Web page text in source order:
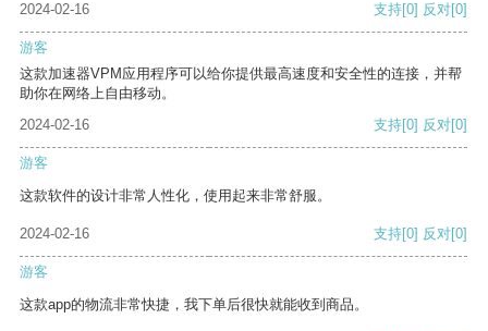
2024-02-16
支持[0] 反对[0]
游客
这款加速器VPM应用程序可以给你提供最高速度和安全性的连接，并帮
助你在网络上自由移动。
2024-02-16
支持[0] 反对[0]
游客
这款软件的设计非常人性化，使用起来非常舒服。
2024-02-16 支持[0] 反对[0]
游客
这款app的物流非常快捷，我下单后很快就能收到商品。